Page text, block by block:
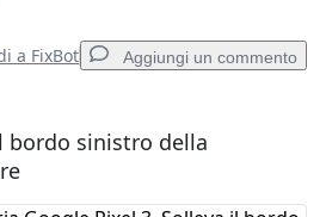
a FixBot Aggiungi un commento
un commento
bordo sinistro della